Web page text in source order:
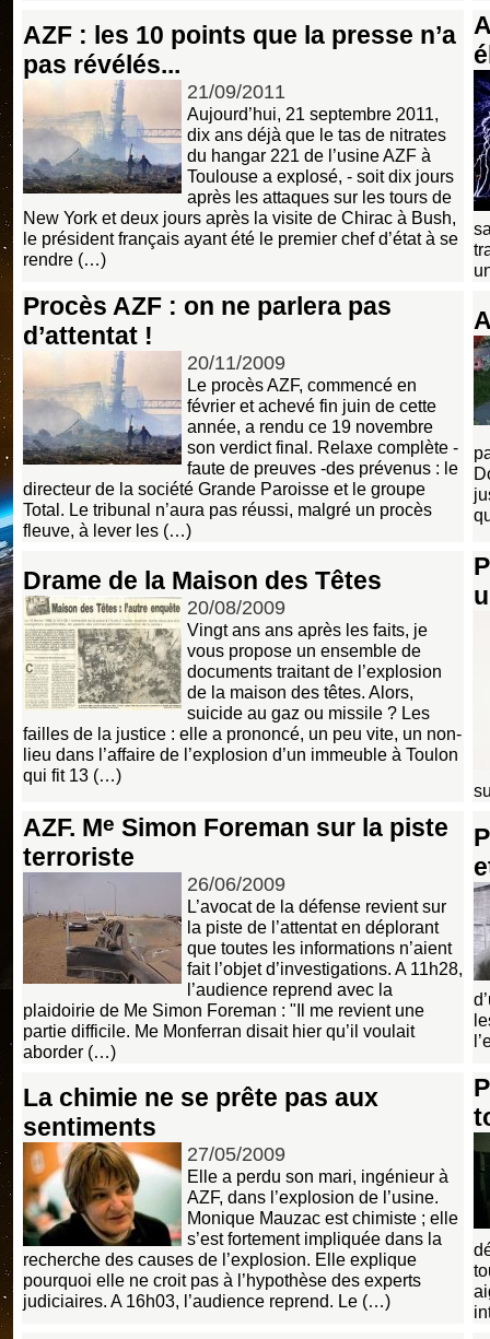
AZF : les 10 points que la presse n’a
pas révélés...
21/09/2011
Aujourd’hui, 21 septembre 2011,
dix ans déjà que le tas de nitrates
du hangar 221 de l’usine AZF à
Toulouse a explosé, - soit dix jours
après les attaques sur les tours de
New York et deux jours après la visite de Chirac à Bush,
le président français ayant été le premier chef d’état à se
rendre (…)
Procès AZF : on ne parlera pas
d’attentat !
20/11/2009
Le procès AZF, commencé en
février et achevé fin juin de cette
année, a rendu ce 19 novembre
son verdict final. Relaxe complète -
faute de preuves -des prévenus : le
directeur de la société Grande Paroisse et le groupe
Total. Le tribunal n’aura pas réussi, malgré un procès
fleuve, à lever les (…)
Drame de la Maison des Têtes
20/08/2009
Vingt ans ans après les faits, je
vous propose un ensemble de
documents traitant de l’explosion
de la maison des têtes. Alors,
suicide au gaz ou missile ? Les
failles de la justice : elle a prononcé, un peu vite, un non-
lieu dans l’affaire de l’explosion d’un immeuble à Toulon
qui fit 13 (…)
AZF. Me Simon Foreman sur la piste
terroriste
26/06/2009
L’avocat de la défense revient sur
la piste de l’attentat en déplorant
que toutes les informations n’aient
fait l’objet d’investigations. A 11h28,
l’audience reprend avec la
plaidoirie de Me Simon Foreman : "Il me revient une
partie difficile. Me Monferran disait hier qu’il voulait
aborder (…)
La chimie ne se prête pas aux
sentiments
27/05/2009
Elle a perdu son mari, ingénieur à
AZF, dans l’explosion de l’usine.
Monique Mauzac est chimiste ; elle
s’est fortement impliquée dans la
recherche des causes de l’explosion. Elle explique
pourquoi elle ne croit pas à l’hypothèse des experts
judiciaires. A 16h03, l’audience reprend. Le (…)